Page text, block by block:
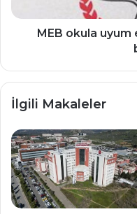
MEB okula
İlgili Makaleler